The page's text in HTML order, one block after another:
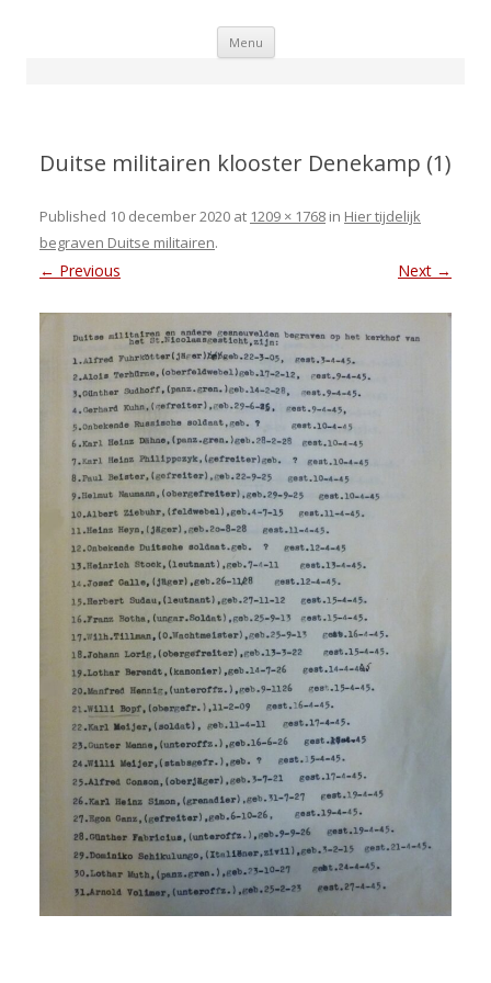
Menu Skip
Duitse militairen klooster Denekamp (1)
Published 10 december 2020 at 1209 × 1768 in Hier tijdelijk
begraven Duitse militairen.
← Previous Next →